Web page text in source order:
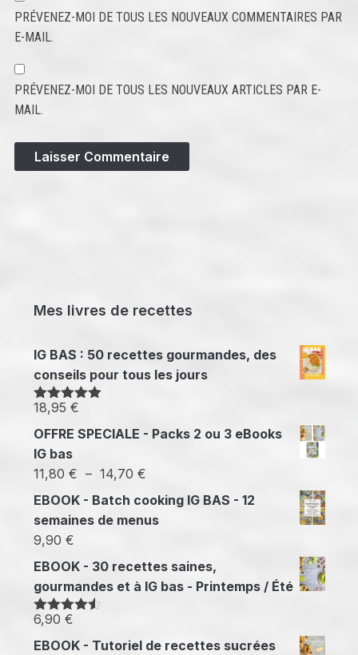
PRÉVENEZ-MOI DE TOUS LES NOUVEAUX COMMENTAIRES PAR
E-MAIL.
PRÉVENEZ-MOI DE TOUS LES NOUVEAUX ARTICLES PAR E-
MAIL.
Mes livres de recettes
IG BAS : 50 recettes gourmandes, des
conseils pour tous les jours
Note5.00
18,95 €
OFFRE SPECIALE - Packs 2 ou 3 eBooks
IG bas
11,80 € – 14,70 €Plage
de
14,70 €
EBOOK - Batch cooking IG BAS - 12
semaines de menus
9,90 €
EBOOK - 30 recettes saines,
gourmandes et à IG bas - Printemps / Été
Note 4.50
6,90 €
EBOOK - Tutoriel de recettes sucrées